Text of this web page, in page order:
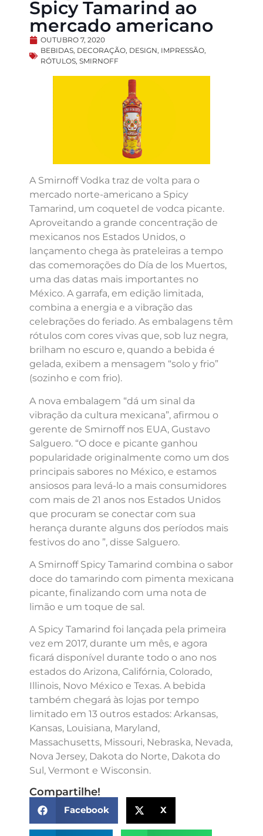
Spicy Tamarind ao
mercado americano
OUTUBRO 7, 2020
BEBIDAS, DECORAÇÃO, DESIGN, IMPRESSÃO,
RÓTULOS, SMIRNOFF
A Smirnoff Vodka traz de volta para o
mercado norte-americano a Spicy
Tamarind, um coquetel de vodca picante.
Aproveitando a grande concentração de
mexicanos nos Estados Unidos, o
lançamento chega às prateleiras a tempo
das comemorações do Día de los Muertos,
uma das datas mais importantes no
México. A garrafa, em edição limitada,
combina a energia e a vibração das
celebrações do feriado. As embalagens têm
rótulos com cores vivas que, sob luz negra,
brilham no escuro e, quando a bebida é
gelada, exibem a mensagem “solo y frio”
(sozinho e com frio).
A nova embalagem “dá um sinal da
vibração da cultura mexicana”, afirmou o
gerente de Smirnoff nos EUA, Gustavo
Salguero. “O doce e picante ganhou
popularidade originalmente como um dos
principais sabores no México, e estamos
ansiosos para levá-lo a mais consumidores
com mais de 21 anos nos Estados Unidos
que procuram se conectar com sua
herança durante alguns dos períodos mais
festivos do ano ”, disse Salguero.
A Smirnoff Spicy Tamarind combina o sabor
doce do tamarindo com pimenta mexicana
picante, finalizando com uma nota de
limão e um toque de sal.
A Spicy Tamarind foi lançada pela primeira
vez em 2017, durante um mês, e agora
ficará disponível durante todo o ano nos
estados do Arizona, Califórnia, Colorado,
Illinois, Novo México e Texas. A bebida
também chegará às lojas por tempo
limitado em 13 outros estados: Arkansas,
Kansas, Louisiana, Maryland,
Massachusetts, Missouri, Nebraska, Nevada,
Nova Jersey, Dakota do Norte, Dakota do
Sul, Vermont e Wisconsin.
Compartilhe!
Facebook X